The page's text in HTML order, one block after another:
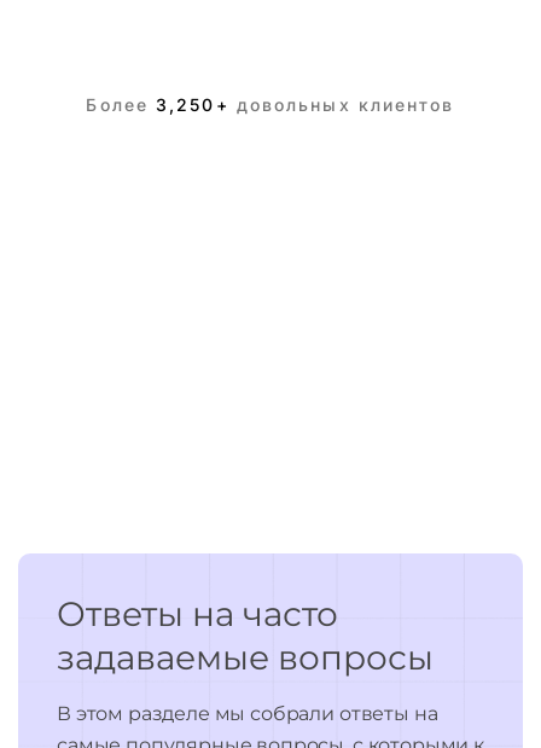
Более3,250+ довольных клиентов
Ответы на часто
задаваемые вопросы
В этом разделе мы собрали ответы на